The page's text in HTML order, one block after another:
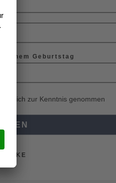
Geburtstag
habe ich zur Kenntnis genommen